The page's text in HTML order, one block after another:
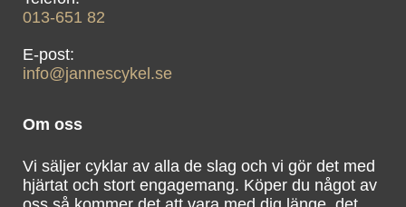
013-651 82
info@jannescykel.se
Om oss
Vi säljer cyklar av alla de slag och vi gör det med
hjärtat och stort engagemang. Köper du något av